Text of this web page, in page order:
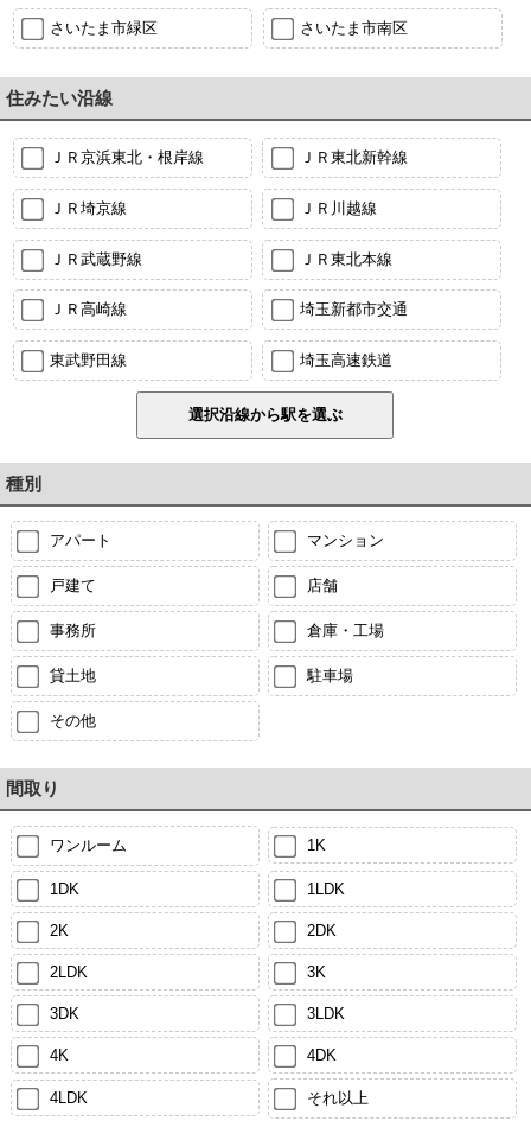
さいたま市緑区 さいたま市南区
住みたい沿線
ＪＲ京浜東北・根岸線 ＪＲ東北新幹線
ＪＲ埼京線 ＪＲ川越線
ＪＲ武蔵野線 ＪＲ東北本線
ＪＲ高崎線 埼玉新都市交通
東武野田線 埼玉高速鉄道
種別
アパート マンション
戸建て 店舗
事務所 倉庫・工場
貸土地 駐車場
その他
間取り
ワンルーム 1K
1DK 1LDK
2K 2DK
2LDK 3K
3DK 3LDK
4K 4DK
4LDK それ以上